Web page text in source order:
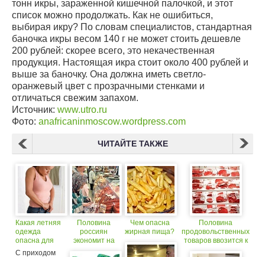
тонн икры, зараженной кишечной палочкой, и этот
список можно продолжать. Как не ошибиться,
выбирая икру? По словам специалистов, стандартная
баночка икры весом 140 г не может стоить дешевле
200 рублей: скорее всего, это некачественная
продукция. Настоящая икра стоит около 400 рублей и
выше за баночку. Она должна иметь светло-
оранжевый цвет с прозрачными стенками и
отличаться свежим запахом.
Источник: www.utro.ru
Фото: anafricaninmoscow.wordpress.com
ЧИТАЙТЕ ТАКЖЕ
Какая летняя
одежда
опасна для
здоровья?
С приходом
Половина
россиян
экономит на
Чем опасна
жирная пища?
Половина
продовольственных
товаров ввозится к